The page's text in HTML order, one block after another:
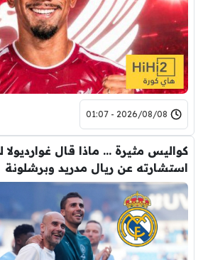
2026/08/08 - 01:07
كواليس مثيرة … ماذا قال غوارديولا
استشارته عن ريال مدريد وبرشلونة